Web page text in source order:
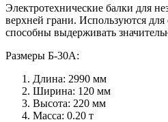
Электротехнические балки для
верхней грани. Используются
способны выдерживать
Размеры Б-30А:
Длина: 2990 мм
Ширина: 120 мм
Высота: 220 мм
Масса: 0.20 т